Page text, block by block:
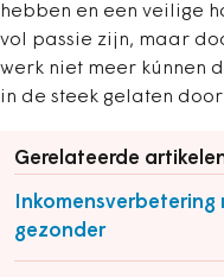
hebben en een veilige
vol passie zijn, maar
werk niet meer kúnnen
in de steek gelaten
Gerelateerde
Inkomensverbetering
gezonder